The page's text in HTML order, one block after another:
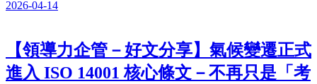
2026-04-14
【領導力企管－好文分享】氣候變遷正式
進入 ISO 14001 核心條文－不再只是「考